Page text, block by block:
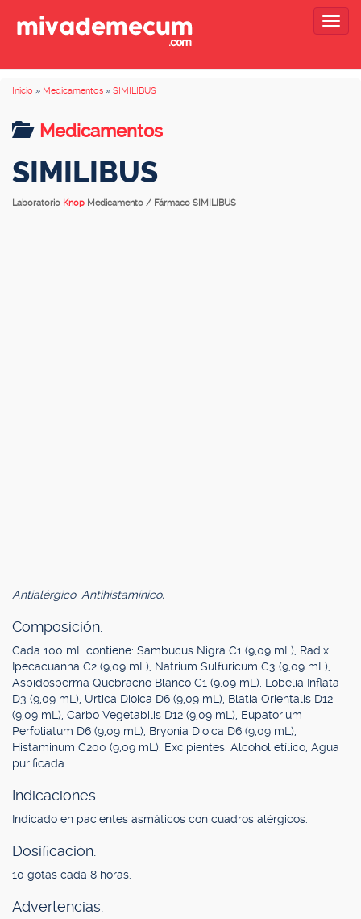
Inicio » Medicamentos » SIMILIBUS
Medicamentos
SIMILIBUS
Laboratorio Knop Medicamento / Fármaco SIMILIBUS
Antialérgico. Antihistamínico.
Composición.
Cada 100 mL contiene: Sambucus Nigra C1 (9,09 mL), Radix
Ipecacuanha C2 (9,09 mL), Natrium Sulfuricum C3 (9,09 mL),
Aspidosperma Quebracno Blanco C1 (9,09 mL), Lobelia Inflata
D3 (9,09 mL), Urtica Dioica D6 (9,09 mL), Blatia Orientalis D12
(9,09 mL), Carbo Vegetabilis D12 (9,09 mL), Eupatorium
Perfoliatum D6 (9,09 mL), Bryonia Dioica D6 (9,09 mL),
Histaminum C200 (9,09 mL). Excipientes: Alcohol etílico, Agua
purificada.
Indicaciones.
Indicado en pacientes asmáticos con cuadros alérgicos.
Dosificación.
10 gotas cada 8 horas.
Advertencias.